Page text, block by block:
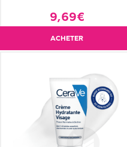
9,69€
ACHETER